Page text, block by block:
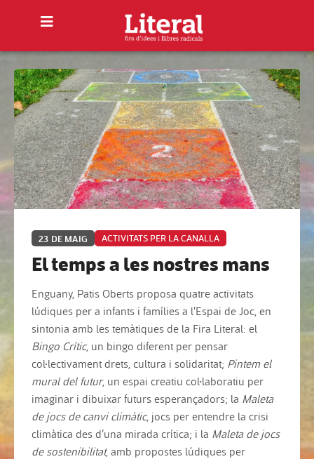
23 DE MAIG ACTIVITATS PER LA CANALLA
El temps a les nostres mans
Enguany, Patis Oberts proposa quatre activitats
lúdiques per a infants i famílies a l’Espai de Joc, en
sintonia amb les temàtiques de la Fira Literal: el
Bingo Crític, un bingo diferent per pensar
col·lectivament drets, cultura i solidaritat; Pintem el
mural del futur, un espai creatiu col·laboratiu per
imaginar i dibuixar futurs esperançadors; la Maleta
de jocs de canvi climàtic, jocs per entendre la crisi
climàtica des d’una mirada crítica; i la Maleta de jocs
de sostenibilitat, amb propostes lúdiques per